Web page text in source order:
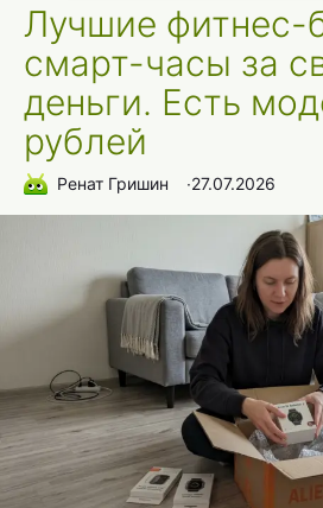
Лучшие фитнес-
смарт-часы за
деньги. Есть
рублей
Ренат Гришин ∙27.07.2026